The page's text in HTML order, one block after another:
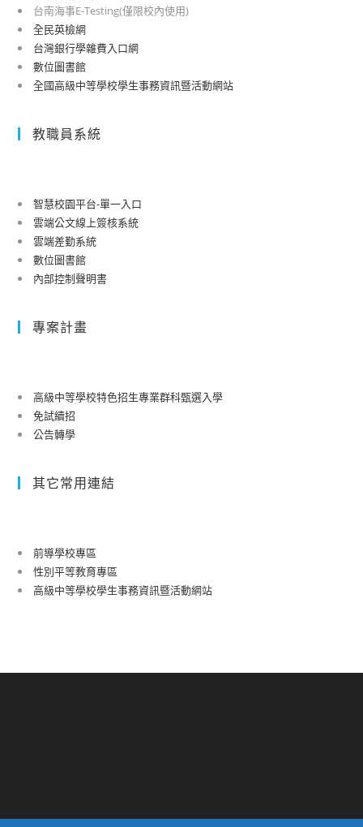
台南海事E-Testing(僅限校內使用)
全民英檢網
台灣銀行學雜費入口網
數位圖書館
全國高級中等學校學生事務資訊暨活動網站
教職員系統
智慧校園平台-單一入口
雲端公文線上簽核系統
雲端差勤系統
數位圖書館
內部控制聲明書
專案計畫
高級中等學校特色招生專業群科甄選入學
免試續招
公告轉學
其它常用連結
前導學校專區
性別平等教育專區
高級中等學校學生事務資訊暨活動網站